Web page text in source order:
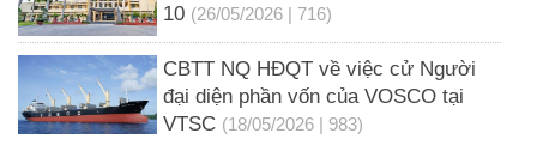
10 (26/05/2026 | 716)
CBTT NQ HĐQT về việc cử Người
đại diện phần vốn của VOSCO tại
VTSC (18/05/2026 | 983)